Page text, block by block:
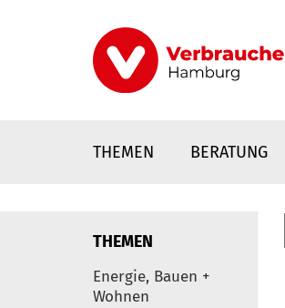
THEMEN BERATUNG
THEMEN
Energie, Bauen +
Wohnen